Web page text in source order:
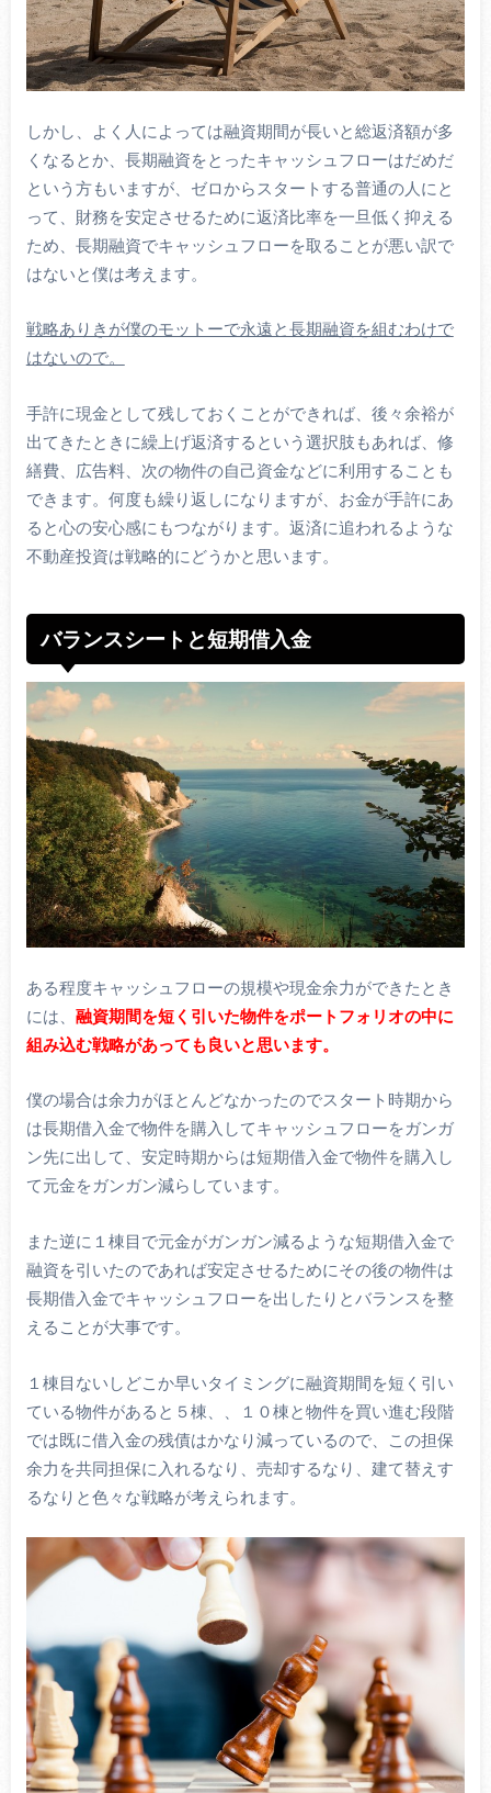
しかし、よく人によっては融資期間が長いと総返済額が多
くなるとか、長期融資をとったキャッシュフローはだめだ
という方もいますが、ゼロからスタートする普通の人にと
って、財務を安定させるために返済比率を一旦低く抑える
ため、長期融資でキャッシュフローを取ることが悪い訳で
はないと僕は考えます。
戦略ありきが僕のモットーで永遠と長期融資を組むわけで
はないので。
手許に現金として残しておくことができれば、後々余裕が
出てきたときに繰上げ返済するという選択肢もあれば、修
繕費、広告料、次の物件の自己資金などに利用することも
できます。何度も繰り返しになりますが、お金が手許にあ
ると心の安心感にもつながります。返済に追われるような
不動産投資は戦略的にどうかと思います。
バランスシートと短期借入金
ある程度キャッシュフローの規模や現金余力ができたとき
には、 融資期間を短く引いた物件をポートフォリオの中に
組み込む戦略があっても良いと思います。
僕の場合は余力がほとんどなかったのでスタート時期から
は長期借入金で物件を購入してキャッシュフローをガンガ
ン先に出して、安定時期からは短期借入金で物件を購入し
て元金をガンガン減らしています。
また逆に１棟目で元金がガンガン減るような短期借入金で
融資を引いたのであれば安定させるためにその後の物件は
長期借入金でキャッシュフローを出したりとバランスを整
えることが大事です。
１棟目ないしどこか早いタイミングに融資期間を短く引い
ている物件があると５棟、、１０棟と物件を買い進む段階
では既に借入金の残債はかなり減っているので、この担保
余力を共同担保に入れるなり、売却するなり、建て替えす
るなりと色々な戦略が考えられます。